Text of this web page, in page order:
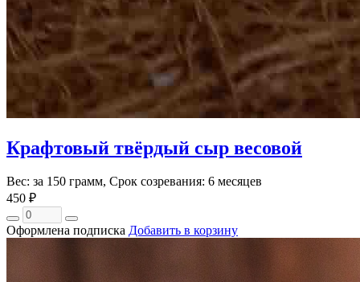
Крафтовый твёрдый сыр весовой
Вес: за 150 грамм, Срок созревания: 6 месяцев
450 ₽
Оформлена подписка Добавить в корзину